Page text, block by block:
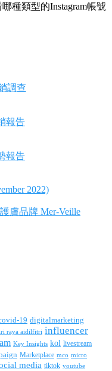
種類型的Instagram帳號
調查
報告
報告
2022)
膚品牌 Mer-Veille
19 digitalmarketing
raya aidilfitri influencer
Key Insights kol livestream
Marketplace mco micro
media tiktok youtube